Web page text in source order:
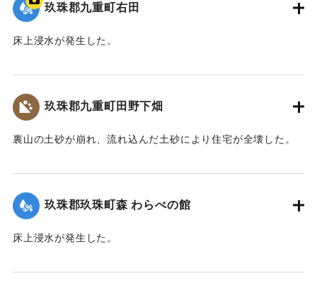
玖珠郡九重町右田
床上浸水が発生した。
｜固有コード:01215067
玖珠郡九重町田野下畑
裏山の土砂が崩れ、流れ込んだ土砂により住宅が全壊した。
2020/7/6｜固有コード:01215068
玖珠郡玖珠町森 わらべの館
床上浸水が発生した。